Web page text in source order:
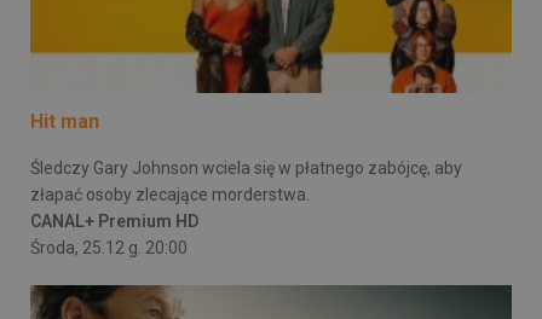
Hit man
Śledczy Gary Johnson wciela się w płatnego zabójcę, aby
złapać osoby zlecające morderstwa.
CANAL+ Premium HD
Środa, 25.12 g. 20:00